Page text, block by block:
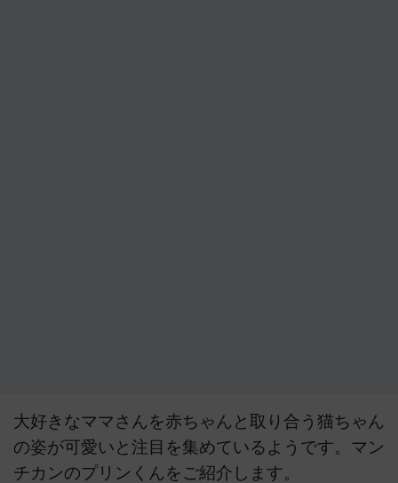
大好きなママさんを赤ちゃんと取り合う猫ちゃん
の姿が可愛いと注目を集めているようです。マン
チカンのプリンくんをご紹介します。